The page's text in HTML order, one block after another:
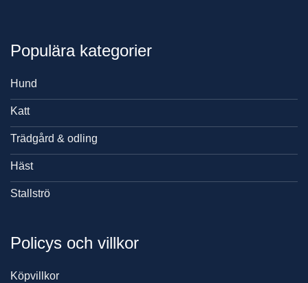
Populära kategorier
Hund
Katt
Trädgård & odling
Häst
Stallströ
Policys och villkor
Köpvillkor